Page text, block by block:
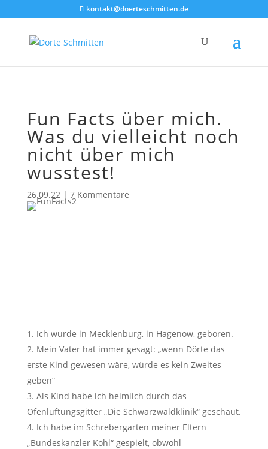
Akkordeon geschlossenkontakt@doerteschmitten.de
Fun Facts über mich.
Was du vielleicht noch
nicht über mich
wusstest!
26.09.22| 7 Kommentare
Ich wurde in Mecklenburg, in Hagenow, geboren.
Mein Vater hat immer gesagt: „wenn Dörte das
erste Kind gewesen wäre, würde es kein Zweites
geben“
Als Kind habe ich heimlich durch das
Ofenlüftungsgitter „Die Schwarzwaldklinik“ geschaut.
Ich habe im Schrebergarten meiner Eltern
„Bundeskanzler Kohl“ gespielt, obwohl